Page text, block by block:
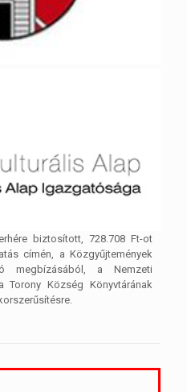
biztosított, 728.708 Ft-ot
címén, a Közgyűjtemények
megbízásából, a Nemzeti
Torony Község Könyvtárának